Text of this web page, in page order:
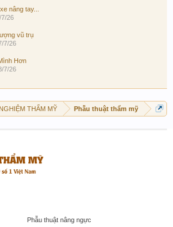
nâng tay...
7/26
vũ trụ
7/26
Hơn
7/26
THẨM MỸ Phẫu thuật thẩm mỹ
Phẫu thuật nâng ngực